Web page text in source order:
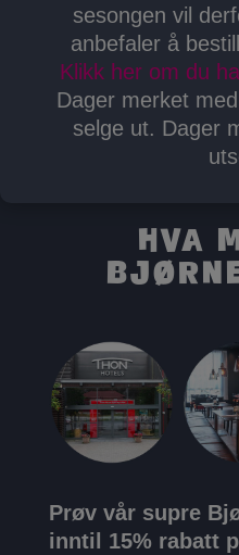
sesongen vil
anbefaler å
Klikk her om du
Dager merket
selge ut. Dager
Hva
Prøv vår supre
inntil 15% rabatt